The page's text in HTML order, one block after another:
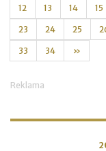
12 13 14 15
23 24 25
33 34 »
Reklama